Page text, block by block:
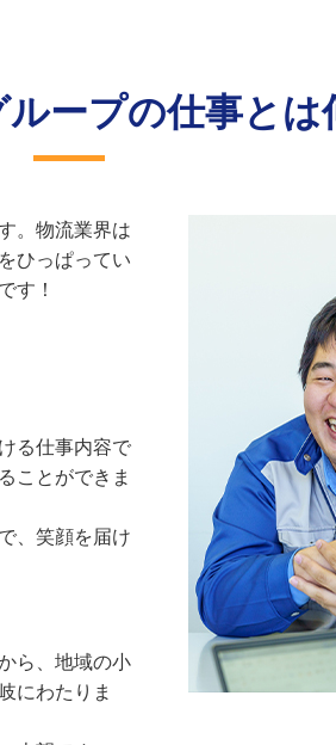
ープの仕事とは
。物流業界は
ひっぱってい
す！
る仕事内容で
ことができま
、笑顔を届け
ら、地域の小
にわたりま